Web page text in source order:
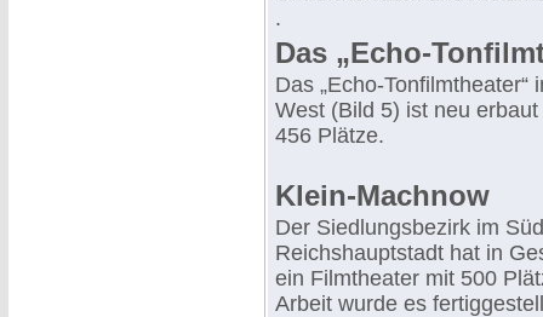
.
Das „Echo-
Das „Echo-Tonfilmtheater“
West (Bild 5) ist neu
456 Plätze.
Klein-Machnow
Der Siedlungsbezirk im
Reichshauptstadt hat in
ein Filmtheater mit 500
Arbeit wurde es